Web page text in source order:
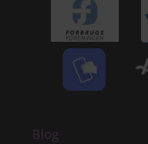
Blog